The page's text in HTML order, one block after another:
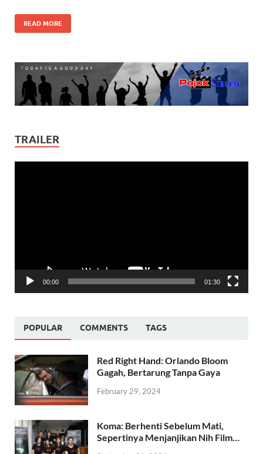
READ MORE
TRAILER
00:00 01:30
POPULAR COMMENTS TAGS
Red Right Hand: Orlando Bloom
Gagah, Bertarung Tanpa Gaya
February 29, 2024
Koma: Berhenti Sebelum Mati,
Sepertinya Menjanjikan Nih Film…